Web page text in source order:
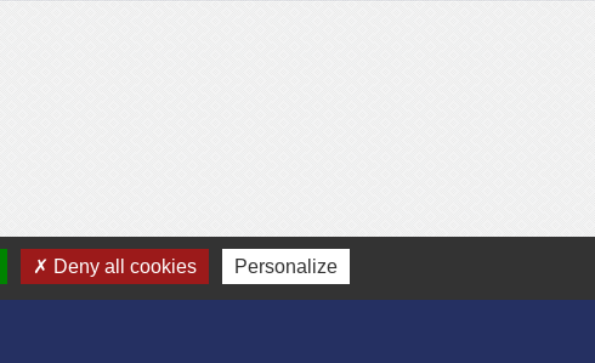
Deny all cookies Personalize